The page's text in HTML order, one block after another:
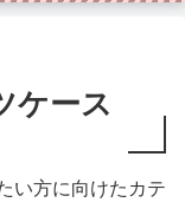
ケース
い方に向けたカテ